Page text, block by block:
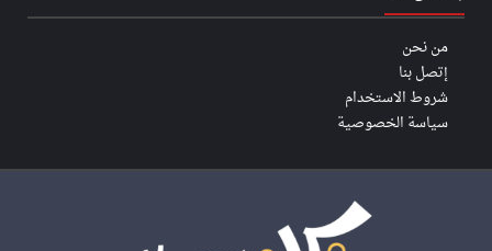
من نحن
إتصل بنا
شروط الاستخدام
سياسة الخصوصية